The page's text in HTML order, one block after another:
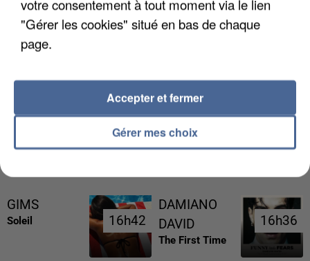
INTERMARCHÉ APRÈS UNE...
GIMS
Soleil 16h42
16h42
DAMIANO
DAVID
The First Time
16h36
16h36
votre consentement à tout moment via le lien
"Gérer les cookies" situé en bas de chaque
page.
Gérer mes choix
Accepter et fermer